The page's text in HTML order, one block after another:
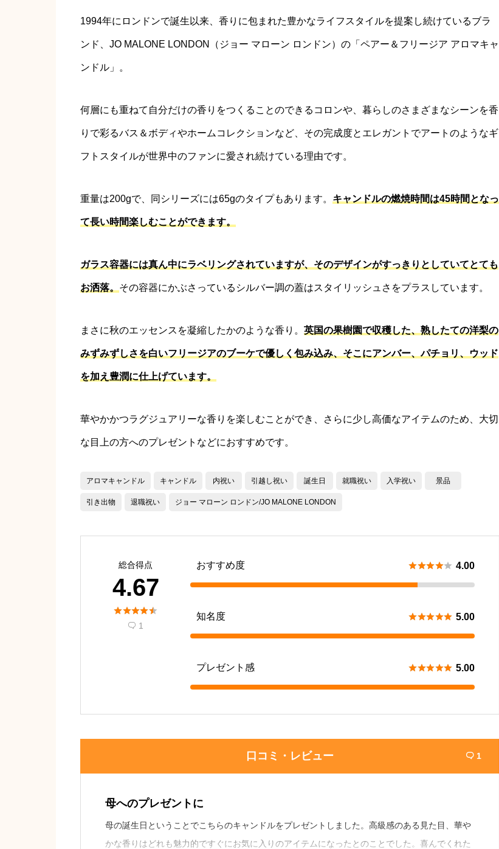
1994年にロンドンで誕生以来、香りに包まれた豊かなライフスタイルを提案し続けているブラ
ンド、JO MALONE LONDON（ジョー マローン ロンドン）の「ペアー＆フリージア アロマキャ
ンドル」。
何層にも重ねて自分だけの香りをつくることのできるコロンや、暮らしのさまざまなシーンを香
りで彩るバス＆ボディやホームコレクションなど、その完成度とエレガントでアートのようなギ
フトスタイルが世界中のファンに愛され続けている理由です。
重量は200gで、同シリーズには65gのタイプもあります。 キャンドルの燃焼時間は45時間となっ
て長い時間楽しむことができます。
ガラス容器には真ん中にラベリングされていますが、そのデザインがすっきりとしていてとても
お洒落。 その容器にかぶさっているシルバー調の蓋はスタイリッシュさをプラスしています。
まさに秋のエッセンスを凝縮したかのような香り。 英国の果樹園で収穫した、熟したての洋梨の
みずみずしさを白いフリージアのブーケで優しく包み込み、そこにアンバー、パチョリ、ウッド
を加え豊潤に仕上げています。
華やかかつラグジュアリーな香りを楽しむことができ、さらに少し高価なアイテムのため、大切
な目上の方へのプレゼントなどにおすすめです。
アロマキャンドル キャンドル 内祝い 引越し祝い 誕生日 就職祝い 入学祝い 景品
引き出物 退職祝い ジョー マローン ロンドン/JO MALONE LONDON
総合得点
4.67

 1
おすすめ度  4.00
知名度  5.00
プレゼント感  5.00
口コミ・レビュー  1
母へのプレゼントに
母の誕生日ということでこちらのキャンドルをプレゼントしました。高級感のある見た目、華や
かな香りはどれも魅力的ですぐにお気に入りのアイテムになったとのことでした。喜んでくれた